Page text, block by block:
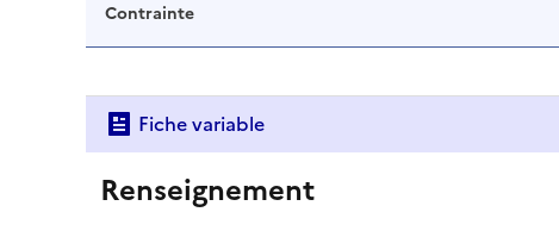
Contrainte
Fiche variable
Renseignement